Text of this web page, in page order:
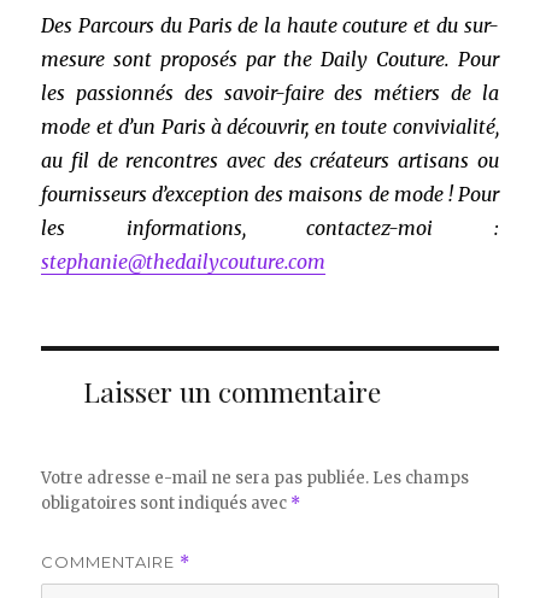
Des Parcours du Paris de la haute couture et du sur-
mesure sont proposés par the Daily Couture. Pour
les passionnés des savoir-faire des métiers de la
mode et d’un Paris à découvrir, en toute convivialité,
au fil de rencontres avec des créateurs artisans ou
fournisseurs d’exception des maisons de mode ! Pour
les informations, contactez-moi :
stephanie@thedailycouture.com
Laisser un commentaire
Votre adresse e-mail ne sera pas publiée. Les champs
obligatoires sont indiqués avec *
COMMENTAIRE *